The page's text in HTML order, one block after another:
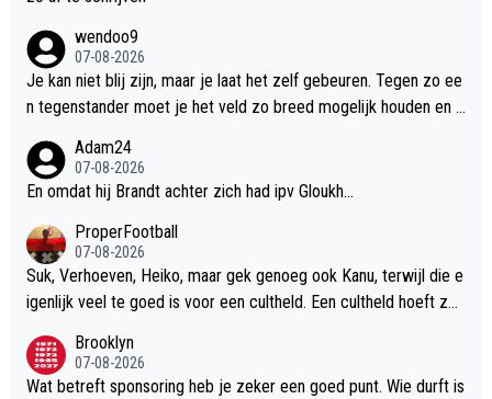
wendoo9
07-08-2026
Je kan niet blij zijn, maar je laat het zelf gebeuren. Tegen zo ee
n tegenstander moet je het veld zo breed mogelijk houden en d
zo een tegenstander die zo defensief speelt. Ik snap dat je een
etalage team moet opstellen om spelers te kunnen slijten maar
ta gaan stellen om aan elkaar te wennen.
Adam24
07-08-2026
En omdat hij Brandt achter zich had ipv Gloukh…
ProperFootball
07-08-2026
Suk, Verhoeven, Heiko, maar gek genoeg ook Kanu, terwijl die e
igenlijk veel te goed is voor een cultheld. Een cultheld hoeft zek
n beperkts. Bij Kanu waren dat die zwabberbenen. Maar wel ma
gische zwabberbenen.
Brooklyn
07-08-2026
Wat betreft sponsoring heb je zeker een goed punt. Wie durft is